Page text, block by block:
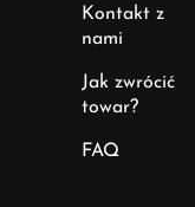
Kontakt z
nami
Jak zwrócić
towar?
FAQ